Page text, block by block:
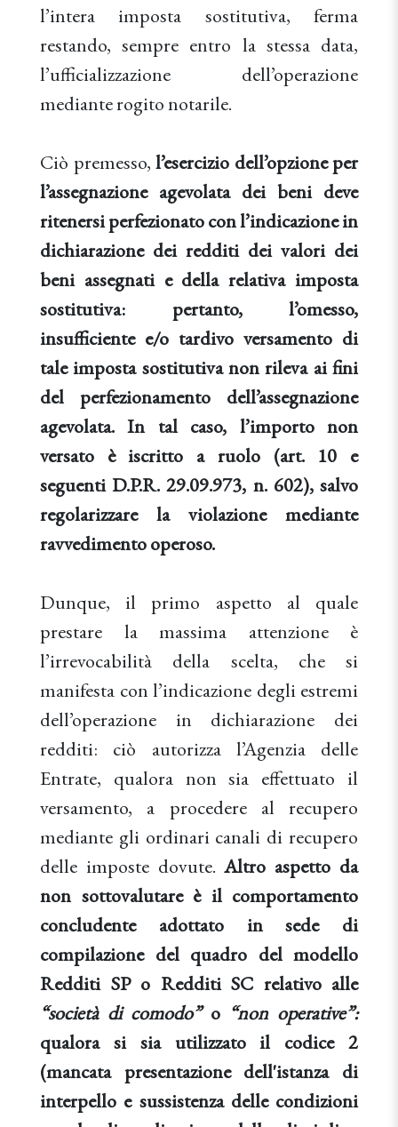
l’intera imposta sostitutiva, ferma
restando, sempre entro la stessa data,
l’ufficializzazione dell’operazione
mediante rogito notarile.
Ciò premesso, l’esercizio dell’opzione per
l’assegnazione agevolata dei beni deve
ritenersi perfezionato con l’indicazione in
dichiarazione dei redditi dei valori dei
beni assegnati e della relativa imposta
sostitutiva: pertanto, l’omesso,
insufficiente e/o tardivo versamento di
tale imposta sostitutiva non rileva ai fini
del perfezionamento dell’assegnazione
agevolata. In tal caso, l’importo non
versato è iscritto a ruolo (art. 10 e
seguenti D.P.R. 29.09.973, n. 602), salvo
regolarizzare la violazione mediante
ravvedimento operoso.
Dunque, il primo aspetto al quale
prestare la massima attenzione è
l’irrevocabilità della scelta, che si
manifesta con l’indicazione degli estremi
dell’operazione in dichiarazione dei
redditi: ciò autorizza l’Agenzia delle
Entrate, qualora non sia effettuato il
versamento, a procedere al recupero
mediante gli ordinari canali di recupero
delle imposte dovute. Altro aspetto da
non sottovalutare è il comportamento
concludente adottato in sede di
compilazione del quadro del modello
Redditi SP o Redditi SC relativo alle
“società di comodo”o “non operative”:
qualora si sia utilizzato il codice 2
(mancata presentazione dell'istanza di
interpello e sussistenza delle condizioni